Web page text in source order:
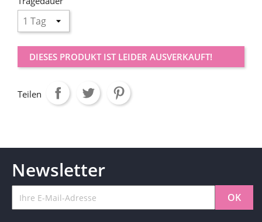
DIESES PRODUKT IST LEIDER AUSVERKAUFT!
Teilen
Newsletter